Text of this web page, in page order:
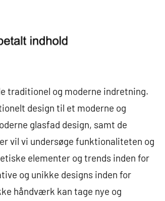
traditionel og moderne indretning.
design til et moderne og
glasfad design, samt de
vil vi undersøge funktionaliteten og
elementer og trends inden for
og unikke designs inden for
håndværk kan tage nye og